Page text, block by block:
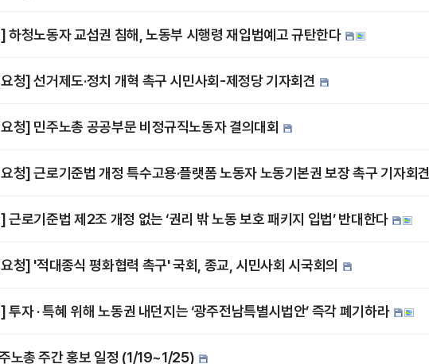
하청노동자 교섭권 침해, 노동부 시행령 재입법예고 규탄한다
청] 선거제도·정치 개혁 촉구 시민사회-제정당 기자회견
청] 민주노총 공공부문 비정규직노동자 결의대회
청] 근로기준법 개정 특수고용·플랫폼 노동자 노동기본권 보장 촉구 기자회견
근로기준법 제2조 개정 없는 ‘권리 밖 노동 보호 패키지 입법’ 반대한다
청] '적대종식 평화협력 촉구' 국회, 종교, 시민사회 시국회의
투자 ‧ 특혜 위해 노동권 내던지는 ‘광주전남특별시법안’ 즉각 폐기하라
노총 주간 홍보 일정 (1/19~1/25)